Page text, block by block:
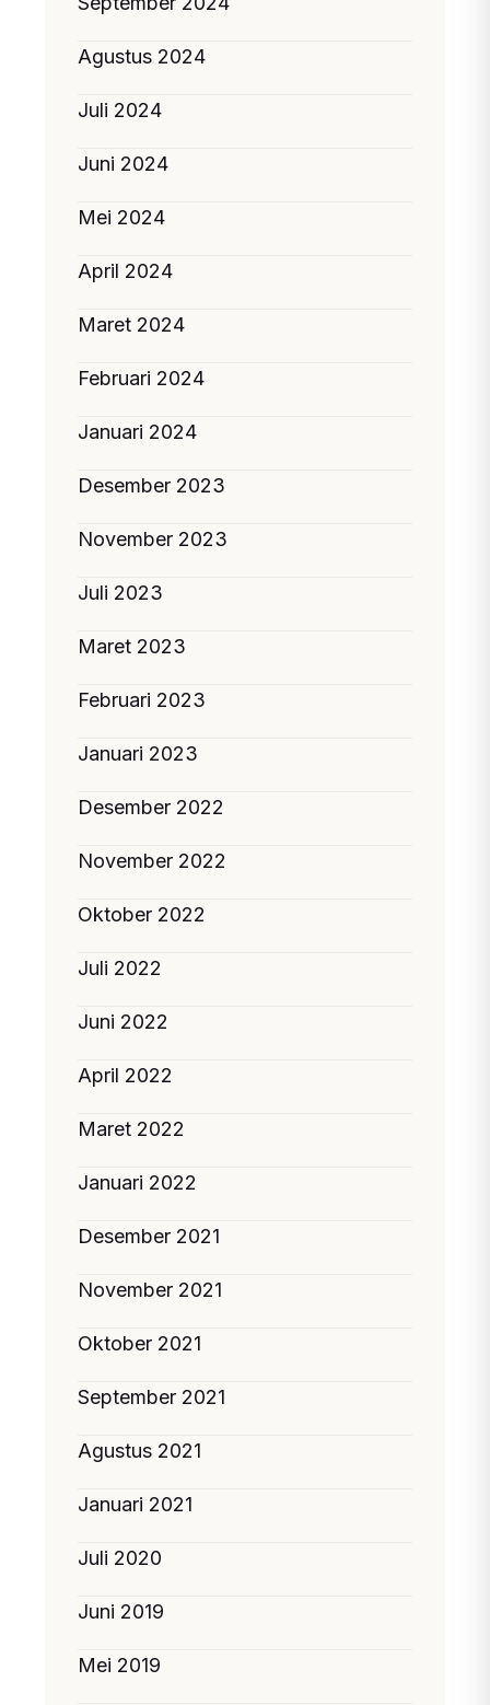
Agustus 2024
Juli 2024
Juni 2024
Mei 2024
April 2024
Maret 2024
Februari 2024
Januari 2024
Desember 2023
November 2023
Juli 2023
Maret 2023
Februari 2023
Januari 2023
Desember 2022
November 2022
Oktober 2022
Juli 2022
Juni 2022
April 2022
Maret 2022
Januari 2022
Desember 2021
November 2021
Oktober 2021
September 2021
Agustus 2021
Januari 2021
Juli 2020
Juni 2019
Mei 2019